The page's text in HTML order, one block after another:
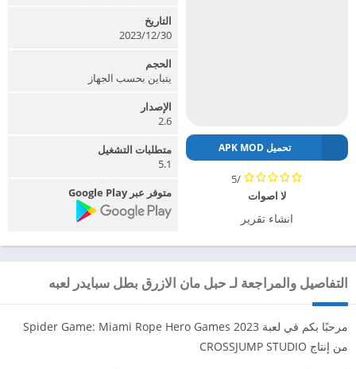
تحميل APK MOD
/5
لا اصوات
انشاء تقرير
التاريخ
2023/12/30
الحجم
يتباين بحسب الجهاز
الإصدار
2.6
متطلبات التشغيل
5.1
متوفر عبر Google Play
التفاصيل والمراجعة لـ حبل مان الازرق بطل سبايدر لعبه
مرحبًا بكم في لعبة Spider Game: Miami Rope Hero Games 2023
من إنتاج CROSSJUMP STUDIO